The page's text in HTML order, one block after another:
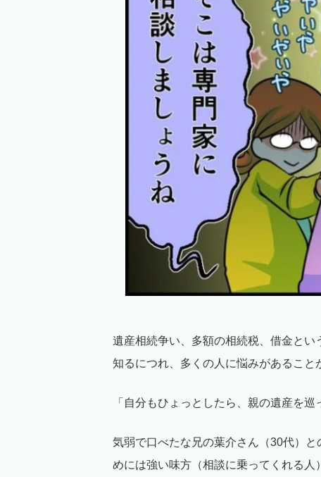
遺産相続争い、多額の相続税、借金と
知るにつれ、多くの人に悩みがあること
「自分もひょっとしたら、親の遺産を
気弱で口べたな兄の葉介さん（30代）
めには強い味方（相談に乗ってくれる人